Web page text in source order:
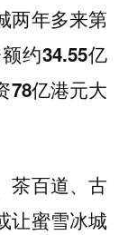
两年多来第
约34.55亿
78亿港元大
茶百道、古
让蜜雪冰城